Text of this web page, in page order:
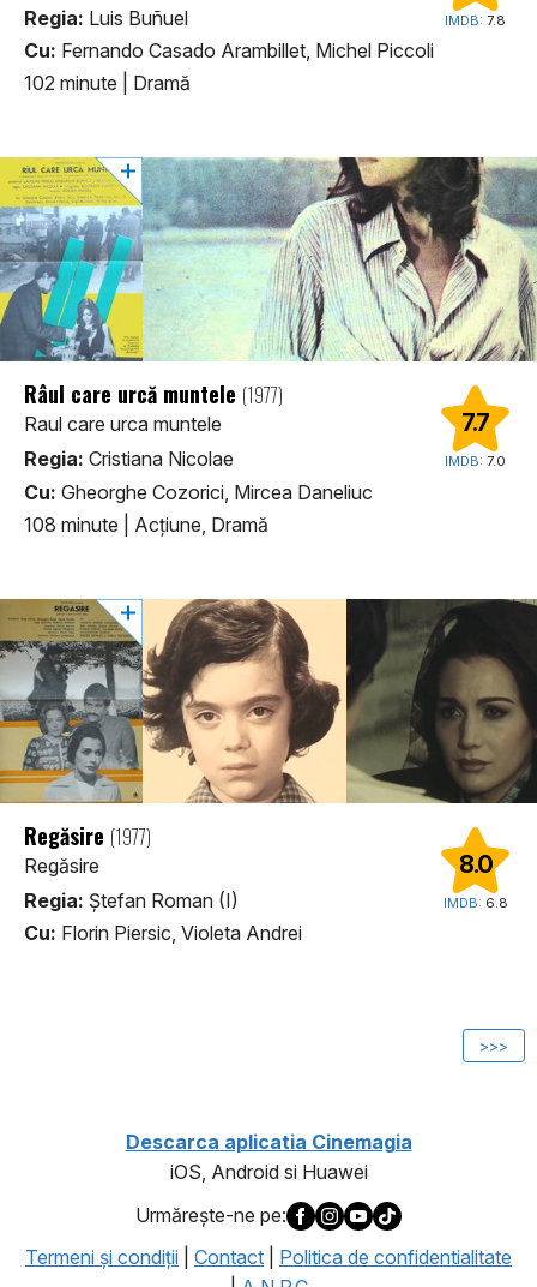
IMDB: 7.8
Regia: Luis Buñuel
Cu: Fernando Casado Arambillet, Michel Piccoli
102 minute
Dramă
7.7
IMDB: 7.0
Râul care urcă muntele (1977)
Raul care urca muntele
Regia: Cristiana Nicolae
Cu: Gheorghe Cozorici, Mircea Daneliuc
108 minute
Acţiune, Dramă
8.0
IMDB: 6.8
Regăsire (1977)
Regăsire
Regia: Ștefan Roman (I)
Cu: Florin Piersic, Violeta Andrei
>>>
Descarca aplicatia Cinemagia
iOS, Android si Huawei
Urmăreşte-ne pe:
Termeni şi condiţii
Contact
Politica de confidentialitate